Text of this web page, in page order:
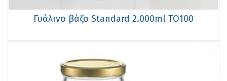
Γυάλινο βάζο Standard 2.000ml TO100